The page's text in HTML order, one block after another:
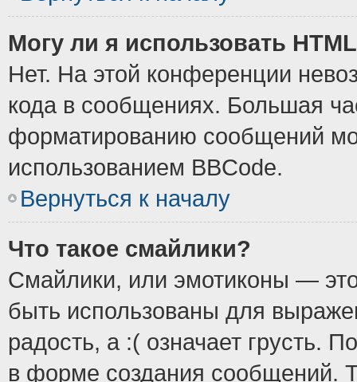
Могу ли я использовать
Нет. На этой конференции
кода в сообщениях. Большая
форматированию сообщений
использованием BBCode.
Вернуться к началу
Что такое смайлики?
Смайлики, или эмотиконы —
быть использованы для
радость, а :( означает грусть.
в форме создания сообщений.